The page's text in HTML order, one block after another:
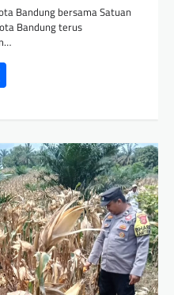
Bandung bersama Satuan
Bandung terus